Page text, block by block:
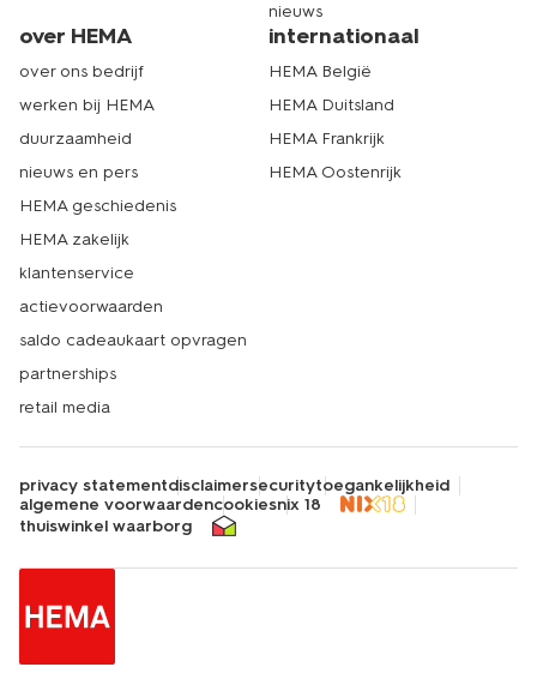
nieuws
over HEMA
over ons bedrijf
werken bij HEMA
duurzaamheid
nieuws en pers
HEMA geschiedenis
HEMA zakelijk
klantenservice
actievoorwaarden
saldo cadeaukaart opvragen
partnerships
retail media
internationaal
HEMA België
HEMA Duitsland
HEMA Frankrijk
HEMA Oostenrijk
privacy statementdisclaimersecuritytoegankelijkheid
algemene voorwaardencookiesnix 18
thuiswinkel waarborg